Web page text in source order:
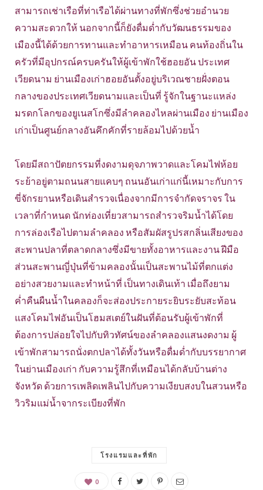
สามารถเช่าเรือที่ท่าเรือได้ผ่านทางที่พักซึ่งช่วยอำนวย
ความสะดวกให้ นอกจากนี้ก็ยังดื่มด่ำกับวัฒนธรรมของ
เมืองนี้ได้ด้วยการทานและทำอาหารเหมือน คนท้องถิ่นใน
ครัวที่มีอุปกรณ์ครบครันให้ผู้เข้าพักใช้ฮอยอัน ประเทศ
เวียดนาม ย่านเมืองเก่าฮอยอันตั้งอยู่บริเวณชายฝั่งตอน
กลางของประเทศเวียดนามและเป็นที่ รู้จักในฐานะแหล่ง
มรดกโลกของยูเนสโกซึ่งมีลำคลองไหลผ่านเมือง ย่านเมือง
เก่าเป็นศูนย์กลางอันคึกคักที่รายล้อมไปด้วยน้ำ
โดยมีสถาปัตยกรรมที่งดงามดุจภาพวาดและโคมไฟห้อย
ระย้าอยู่ตามถนนสายแคบๆ ถนนอันเก่าแก่นี้เหมาะกับการ
ขี่จักรยานหรือเดินสำรวจเนื่องจากมีการจำกัดจราจร ใน
เวลาที่กำหนด นักท่องเที่ยวสามารถสำรวจริมน้ำได้โดย
การล่องเรือไปตามลำคลอง หรือสัมผัสรูปรสกลิ่นเสียงของ
สะพานปลาที่ตลาดกลางซึ่งมีขายทั้งอาหารและงาน ฝีมือ
ส่วนสะพานญี่ปุ่นที่ข้ามคลองนั้นเป็นสะพานไม้ที่ตกแต่ง
อย่างสวยงามและทำหน้าที่ เป็นทางเดินเท้า เมื่อถึงยาม
ค่ำคืนผืนน้ำในคลองก็จะส่องประกายระยิบระยับสะท้อน
แสงโคมไฟอันเป็นโฮมสเตย์ในฝันที่ต้อนรับผู้เข้าพักที่
ต้องการปล่อยใจไปกับทิวทัศน์ของลำคลองแสนงดงาม ผู้
เข้าพักสามารถนั่งตกปลาได้ทั้งวันหรือดื่มด่ำกับบรรยากาศ
ในย่านเมืองเก่า กับความรู้สึกที่เหมือนได้กลับบ้านต่าง
จังหวัด ด้วยการเพลิดเพลินไปกับความเงียบสงบในสวนหรือ
วิวริมแม่น้ำจากระเบียงที่พัก
โรงแรมและที่พัก
0